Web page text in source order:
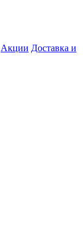
Акции Доставка и